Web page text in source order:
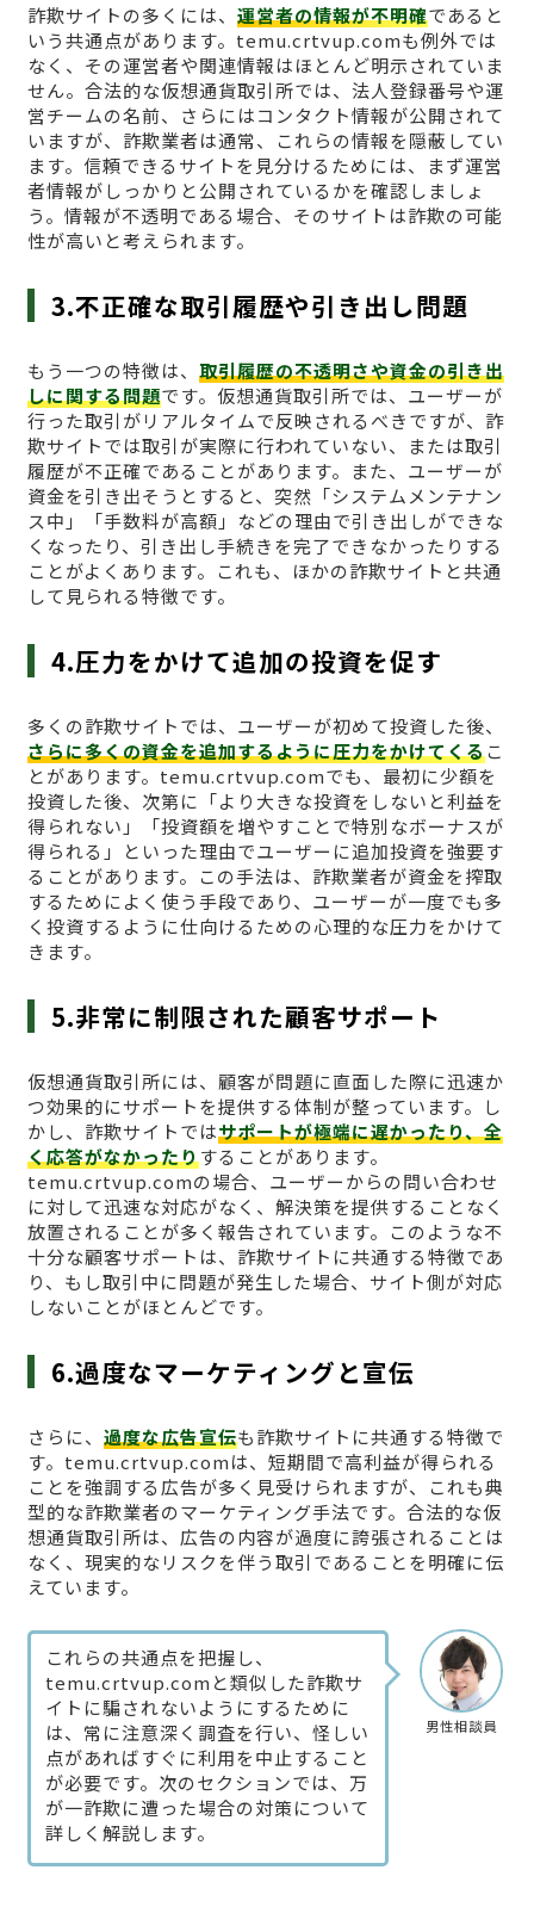
詐欺サイトの多くには、 運営者の情報が不明確であると
いう共通点があります。temu.crtvup.comも例外では
なく、その運営者や関連情報はほとんど明示されていま
せん。合法的な仮想通貨取引所では、法人登録番号や運
営チームの名前、さらにはコンタクト情報が公開されて
いますが、詐欺業者は通常、これらの情報を隠蔽してい
ます。信頼できるサイトを見分けるためには、まず運営
者情報がしっかりと公開されているかを確認しましょ
う。情報が不透明である場合、そのサイトは詐欺の可能
性が高いと考えられます。
3.不正確な取引履歴や引き出し問題
もう一つの特徴は、 取引履歴の不透明さや資金の引き出
しに関する問題です。仮想通貨取引所では、ユーザーが
行った取引がリアルタイムで反映されるべきですが、詐
欺サイトでは取引が実際に行われていない、または取引
履歴が不正確であることがあります。また、ユーザーが
資金を引き出そうとすると、突然「システムメンテナン
ス中」「手数料が高額」などの理由で引き出しができな
くなったり、引き出し手続きを完了できなかったりする
ことがよくあります。これも、ほかの詐欺サイトと共通
して見られる特徴です。
4.圧力をかけて追加の投資を促す
多くの詐欺サイトでは、ユーザーが初めて投資した後、
さらに多くの資金を追加するように圧力をかけてくるこ
とがあります。temu.crtvup.comでも、最初に少額を
投資した後、次第に「より大きな投資をしないと利益を
得られない」「投資額を増やすことで特別なボーナスが
得られる」といった理由でユーザーに追加投資を強要す
ることがあります。この手法は、詐欺業者が資金を搾取
するためによく使う手段であり、ユーザーが一度でも多
く投資するように仕向けるための心理的な圧力をかけて
きます。
5.非常に制限された顧客サポート
仮想通貨取引所には、顧客が問題に直面した際に迅速か
つ効果的にサポートを提供する体制が整っています。し
かし、詐欺サイトではサポートが極端に遅かったり、全
く応答がなかったりすることがあります。
temu.crtvup.comの場合、ユーザーからの問い合わせ
に対して迅速な対応がなく、解決策を提供することなく
放置されることが多く報告されています。このような不
十分な顧客サポートは、詐欺サイトに共通する特徴であ
り、もし取引中に問題が発生した場合、サイト側が対応
しないことがほとんどです。
6.過度なマーケティングと宣伝
さらに、 過度な広告宣伝も詐欺サイトに共通する特徴で
す。temu.crtvup.comは、短期間で高利益が得られる
ことを強調する広告が多く見受けられますが、これも典
型的な詐欺業者のマーケティング手法です。合法的な仮
想通貨取引所は、広告の内容が過度に誇張されることは
なく、現実的なリスクを伴う取引であることを明確に伝
えています。
男性相談員
これらの共通点を把握し、
temu.crtvup.comと類似した詐欺サ
イトに騙されないようにするために
は、常に注意深く調査を行い、怪しい
点があればすぐに利用を中止すること
が必要です。次のセクションでは、万
が一詐欺に遭った場合の対策について
詳しく解説します。